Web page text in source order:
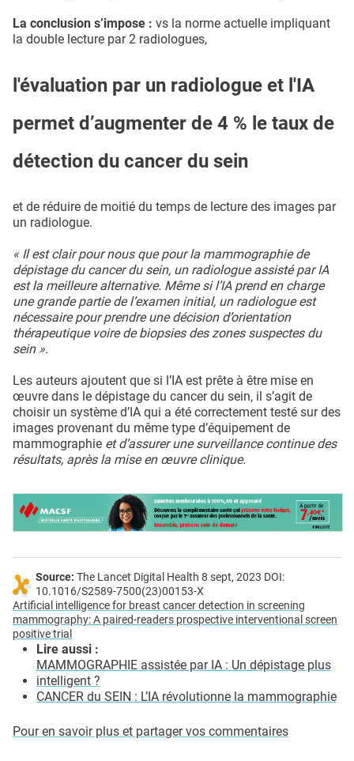
La conclusion s’impose : vs la norme actuelle impliquant
la double lecture par 2 radiologues,
l'évaluation par un radiologue et l'IA
permet d’augmenter de 4 % le taux de
détection du cancer du sein
et de réduire de moitié du temps de lecture des images par
un radiologue.
« Il est clair pour nous que pour la mammographie de
dépistage du cancer du sein, un radiologue assisté par IA
est la meilleure alternative. Même si l’IA prend en charge
une grande partie de l’examen initial, un radiologue est
nécessaire pour prendre une décision d’orientation
thérapeutique voire de biopsies des zones suspectes du
sein ».
Les auteurs ajoutent que si l’IA est prête à être mise en
œuvre dans le dépistage du cancer du sein, il s’agit de
choisir un système d’IA qui a été correctement testé sur des
images provenant du même type d’équipement de
mammographie et d’assurer une surveillance continue des
résultats, après la mise en œuvre clinique.
Source: The Lancet Digital Health 8 sept, 2023 DOI:
10.1016/S2589-7500(23)00153-X
Artificial intelligence for breast cancer detection in screening
mammography: A paired-readers prospective interventional screen
positive trial
Lire aussi :
MAMMOGRAPHIE assistée par IA : Un dépistage plus
intelligent ?
CANCER du SEIN : L’IA révolutionne la mammographie
Pour en savoir plus et partager vos commentaires